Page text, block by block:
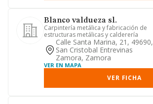
Blanco valdueza sl.
Carpintería metálica y fabricación de
estructuras metálicas y calderería
Calle Santa Marina, 21, 49690,
San Cristobal Entrevinas
Zamora, Zamora
VER EN MAPA
VER FICHA